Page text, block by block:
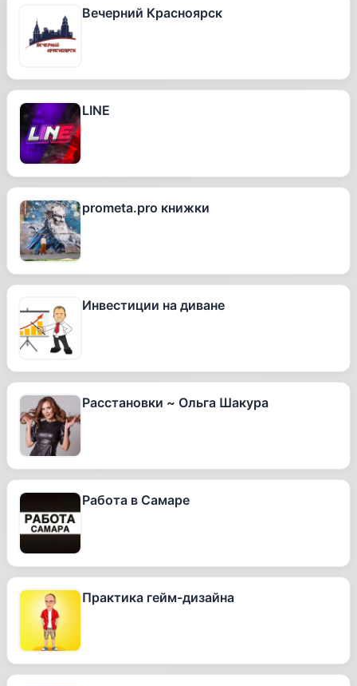
Вечерний Красноярск
LINE
prometa.pro книжки
Инвестиции на диване
Расстановки ~ Ольга Шакура
Работа в Самаре
Практика гейм-дизайна